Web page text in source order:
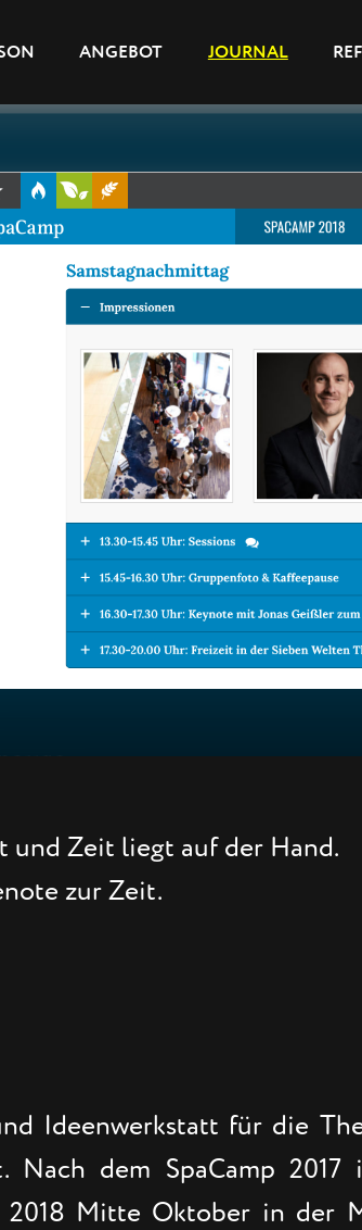
ANGEBOT JOURNAL
und Zeit liegt auf der Hand.
zur Zeit.
Ideenwerkstatt für die
dem SpaCamp 2017
Mitte Oktober in der